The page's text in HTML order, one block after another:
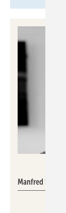
Manfred Schmitz